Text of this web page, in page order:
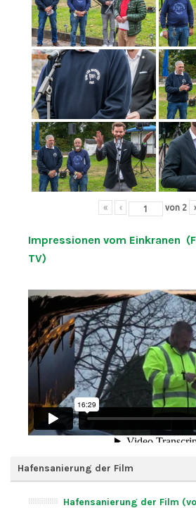
« ‹ von 2 ›
Impressionen vom Einkranen
TV)
Hafensanierung der Film
Hafensanierung der Film